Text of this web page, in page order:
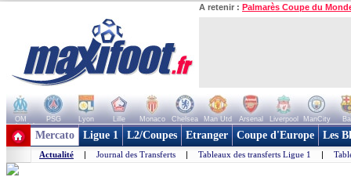
A retenir : Palmarès Coupe du
OM PSG Lyon Lille Monaco Chelsea Man Utd Arsenal Liverpool ManCity
+ de clubs
Mercato Ligue 1 L2/Coupes Etranger Coupe d'Europe Les
Actualité | Journal des Transferts | Tableaux des transferts Ligue 1 |